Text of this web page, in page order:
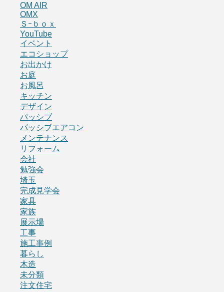
OM AIR
OMX
Ｓｰｂｏｘ
YouTube
イベント
エコショップ
お出かけ
お庭
お風呂
キッチン
デザイン
パッシブ
パッシブエアコン
メンテナンス
リフォーム
会社
勉強会
埼玉
完成見学会
家具
家族
展示場
工事
施工事例
暮らし
木造
未分類
注文住宅